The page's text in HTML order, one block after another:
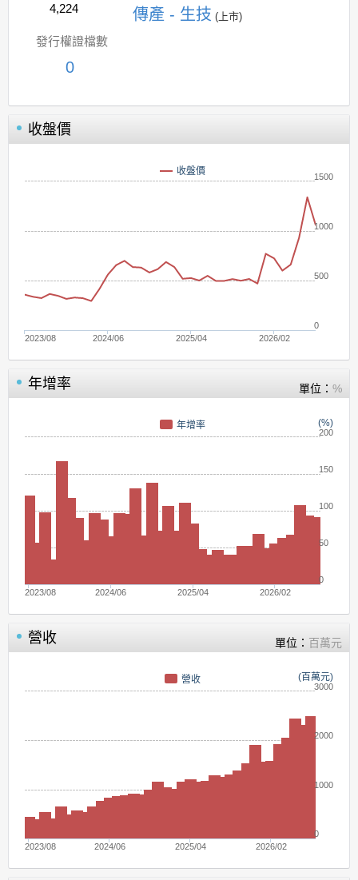
4,224
傳產 - 生技 (上市)
發行權證檔數
0
收盤價
收盤價
2023/08 2024/06 2025/04 2026/02
0
500
1000
1500
年增率 單位： %
(%)
年增率
2023/08 2024/06 2025/04 2026/02
0
50
100
150
200
營收 單位： 百萬元
(百萬元)
營收
2023/08 2024/06 2025/04 2026/02
0
1000
2000
3000